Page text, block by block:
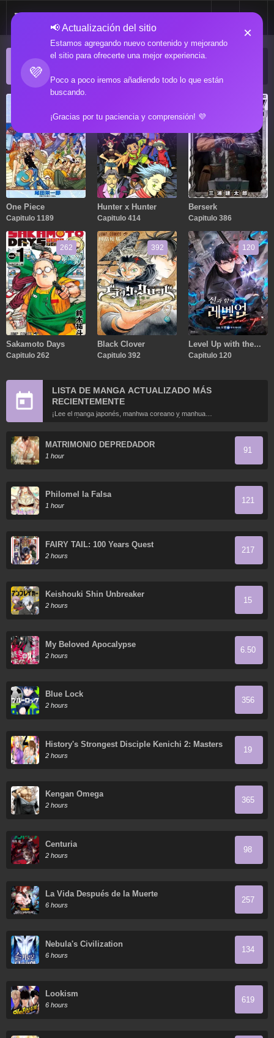
💜
📢 Actualización del sitio
Estamos agregando nuevo contenido y mejorando
el sitio para ofrecerte una mejor experiencia.
Poco a poco iremos añadiendo todo lo que están
buscando.
¡Gracias por tu paciencia y comprensión! 💜
×
ACTUALIZACIONES POPULARES
One Piece
Capitulo 1189
Hunter x Hunter
Capitulo 414
Berserk
Capitulo 386
262
Sakamoto Days
Capitulo 262
392
Black Clover
Capitulo 392
120
Level Up with the
Gods
Capitulo 120
LISTA DE MANGA ACTUALIZADO MÁS
RECIENTEMENTE
¡Lee el manga japonés, manhwa coreano y manhua
chino más recientemente actualizados en línea gratis!
MATRIMONIO DEPREDADOR
1 hour
91
Philomel la Falsa
1 hour
121
FAIRY TAIL: 100 Years Quest
2 hours
217
Keishouki Shin Unbreaker
2 hours
15
My Beloved Apocalypse
2 hours
6.50
Blue Lock
2 hours
356
History's Strongest Disciple Kenichi 2: Masters
Arc
2 hours
19
Kengan Omega
2 hours
365
Centuria
2 hours
98
La Vida Después de la Muerte
6 hours
257
Nebula's Civilization
6 hours
134
Lookism
6 hours
619